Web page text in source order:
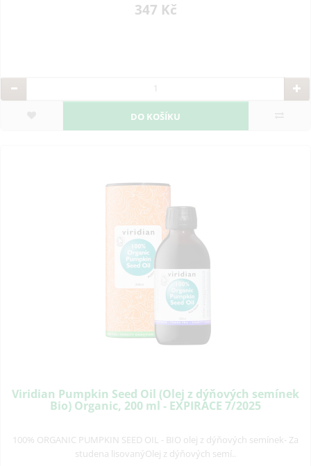
347 Kč
DO KOŠÍKU
Viridian Pumpkin Seed Oil (Olej z dýňových semínek
Bio) Organic, 200 ml - EXPIRACE 7/2025
100% ORGANIC PUMPKIN SEED OIL - BIO olej z dýňových semínek- Za
studena lisovanýOlej z dýňových semí..